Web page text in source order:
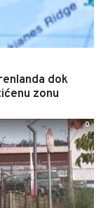
dok
zonu
0